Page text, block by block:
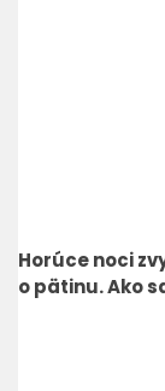
Horúce noci
o pätinu. Ako